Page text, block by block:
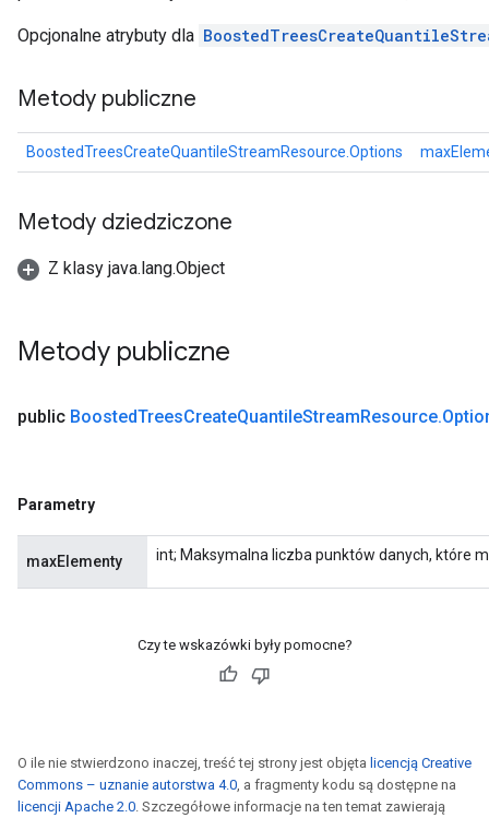
Opcjonalne atrybuty dla
Metody publiczne
BoostedTreesCreateQuantileStreamResource.Options
Metody dziedziczone
Z klasy java.lang.Object
Metody publiczne
public BoostedTreesCreateQuantileStreamResource.
Parametry
maxElementy int; Maksymalna liczba punktów danych, które
Czy te wskazówki były pomocne?
O ile nie stwierdzono inaczej, treść tej strony jest objęta licencją Creative
Commons – uznanie autorstwa 4.0, a fragmenty kodu są dostępne na
licencji Apache 2.0. Szczegółowe informacje na ten temat zawierają